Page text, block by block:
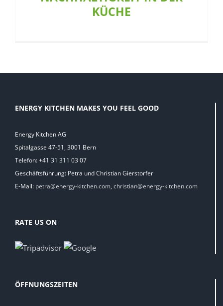
KÜCHE
ENERGY KITCHEN MAKES YOU FEEL GOOD
Energy Kitchen AG
Spitalgasse 47-51, 3001 Bern
Telefon: +41 31 311 03 07
Geschäftsführung: Petra und Christian Gierstorfer
E-Mail: petra@energy-kitchen.com, christian@energy-kitchen.com
RATE US ON
ÖFFNUNGSZEITEN